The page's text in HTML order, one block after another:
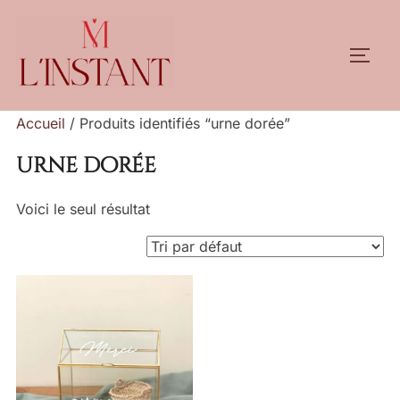
contenu
Accueil / Produits identifiés “urne dorée”
urne dorée
Voici le seul résultat